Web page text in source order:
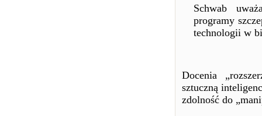
Schwab
programy
technologii w
Docenia
sztuczną
zdolność do